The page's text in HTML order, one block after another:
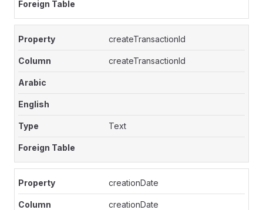
createTransactionId
createTransactionId
Text
creationDate
creationDate